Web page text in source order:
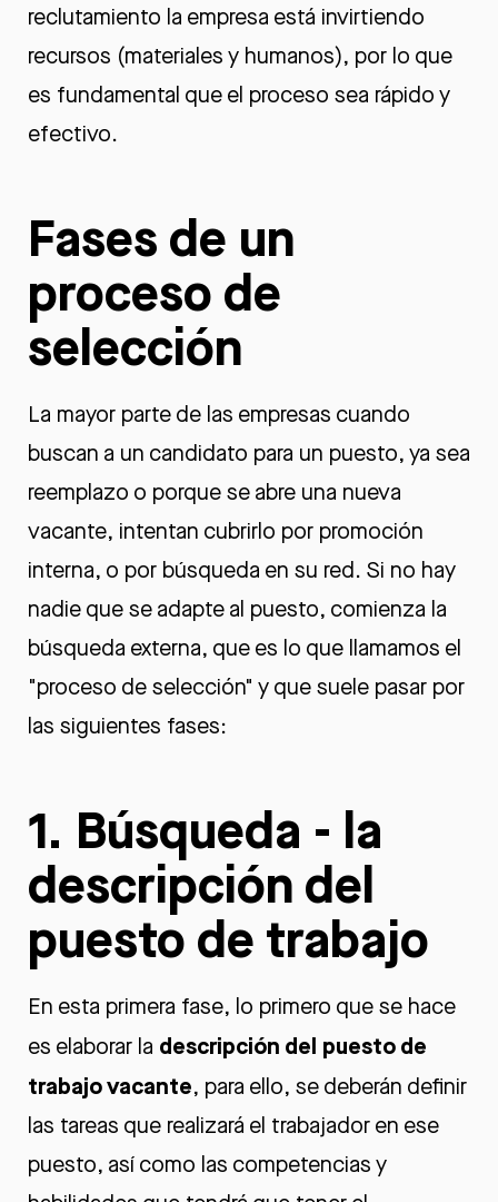
reclutamiento la empresa está invirtiendo
recursos (materiales y humanos), por lo que
es fundamental que el proceso sea rápido y
efectivo.
Fases de un
proceso de
selección
La mayor parte de las empresas cuando
buscan a un candidato para un puesto, ya sea
reemplazo o porque se abre una nueva
vacante, intentan cubrirlo por promoción
interna, o por búsqueda en su red. Si no hay
nadie que se adapte al puesto, comienza la
búsqueda externa, que es lo que llamamos el
"proceso de selección" y que suele pasar por
las siguientes fases:
1. Búsqueda - la
descripción del
puesto de trabajo
En esta primera fase, lo primero que se hace
es elaborar la descripción del puesto de
trabajo vacante, para ello, se deberán definir
las tareas que realizará el trabajador en ese
puesto, así como las competencias y